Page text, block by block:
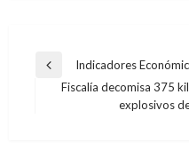
Navegación
Entrada
anterior
Indicadores
Fiscalía decomisa 375
explosivos